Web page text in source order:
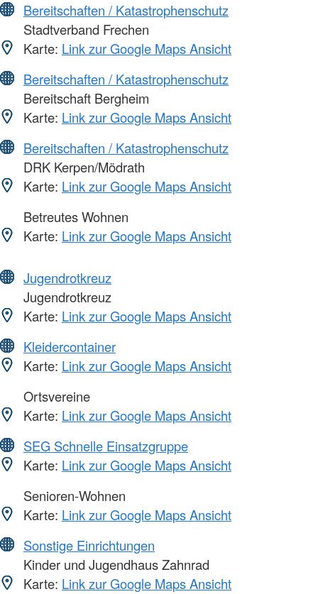
Bereitschaften / Katastrophenschutz
Stadtverband Frechen
Karte: Link zur Google Maps Ansicht
Bereitschaften / Katastrophenschutz
Bereitschaft Bergheim
Karte: Link zur Google Maps Ansicht
Bereitschaften / Katastrophenschutz
DRK Kerpen/Mödrath
Karte: Link zur Google Maps Ansicht
Betreutes Wohnen
Karte: Link zur Google Maps Ansicht
Jugendrotkreuz
Jugendrotkreuz
Karte: Link zur Google Maps Ansicht
Kleidercontainer
Karte: Link zur Google Maps Ansicht
Ortsvereine
Karte: Link zur Google Maps Ansicht
SEG Schnelle Einsatzgruppe
Karte: Link zur Google Maps Ansicht
Senioren-Wohnen
Karte: Link zur Google Maps Ansicht
Sonstige Einrichtungen
Kinder und Jugendhaus Zahnrad
Karte: Link zur Google Maps Ansicht